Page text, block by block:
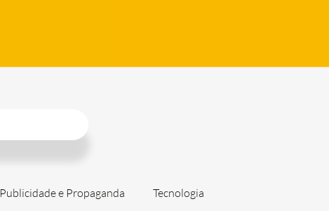
Publicidade e Propaganda Tecnologia